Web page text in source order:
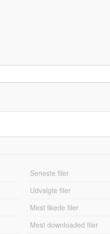
Seneste filer
Udvalgte filer
Mest likede filer
Mest downloaded filer